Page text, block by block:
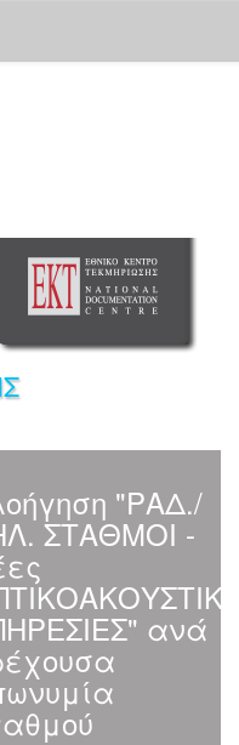
"ΡΑΔ./
ΣΤΑΘΜΟΙ -
ανά